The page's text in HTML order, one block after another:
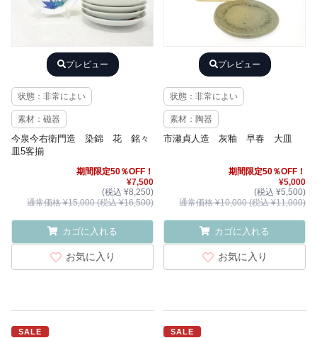
プレビュー
状態：非常によい
素材：磁器
今泉今右衛門造 染錦 花 銘々
皿5客揃
期間限定50％OFF！
¥7,500
(税込 ¥8,250)
通常価格 ¥15,000 (税込 ¥16,500)
カゴに入れる
お気に入り
プレビュー
状態：非常によい
素材：陶器
市瀬貞人造 灰釉 早春 大皿
期間限定50％OFF！
¥5,000
(税込 ¥5,500)
通常価格 ¥10,000 (税込 ¥11,000)
カゴに入れる
お気に入り
SALE SALE